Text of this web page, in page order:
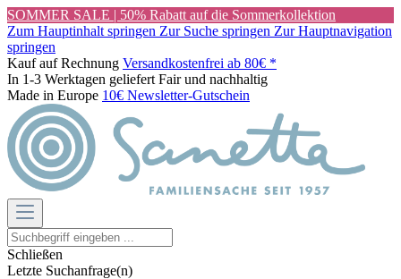
SOMMER SALE | 50% Rabatt auf die Sommerkollektion
Zum Hauptinhalt springen Zur Suche springen Zur Hauptnavigation
springen
Kauf auf Rechnung Versandkostenfrei ab 80€ *
In 1-3 Werktagen geliefert Fair und nachhaltig
Made in Europe 10€ Newsletter-Gutschein
Schließen
Letzte Suchanfrage(n)